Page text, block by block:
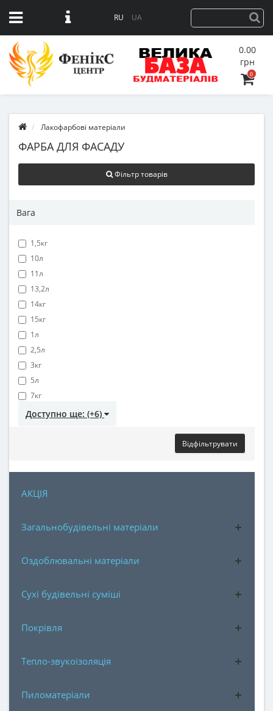
RU UA
0.00
грн
0
Лакофарбові матеріали
ФАРБА ДЛЯ ФАСАДУ
Фільтр товарів
Вага
1,5кг
10л
11л
13,2л
14кг
15кг
1л
2,5л
3кг
5л
7кг
Доступно ще: (+6)
Відфільтрувати
АКЦІЯ
Загальнобудівельні матеріали
Оздоблювальні матеріали
Сухі будівельні суміші
Покрівля
Тепло-звукоізоляція
Пиломатеріали